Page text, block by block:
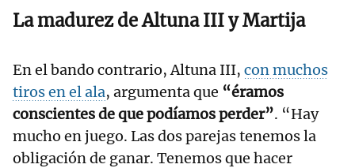
La madurez de Altuna III y Martija
En el bando contrario, Altuna III, con muchos
tiros en el ala, argumenta que “éramos
conscientes de que podíamos perder”. “Hay
mucho en juego. Las dos parejas tenemos la
obligación de ganar. Tenemos que hacer